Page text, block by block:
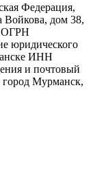
Федерация,
Войкова, дом 38,
ОГРН
юридического
ИНН
и почтовый
город Мурманск,